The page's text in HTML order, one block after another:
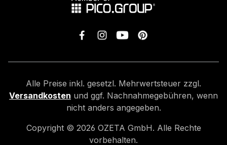
Alle Preise inkl. gesetzl. Mehrwertsteuer zzgl.
Versandkosten und ggf. Nachnahmegebühren, wenn
nicht anders angegeben.
Copyright © 2026 OZETA GmbH. Alle Rechte
vorbehalten.